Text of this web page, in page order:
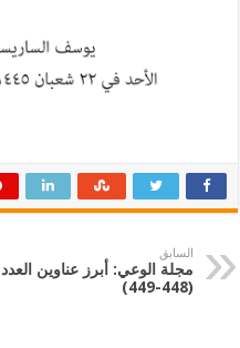
السابق
مجلة الوعي: أبرز عناوين العدد
(448-449)